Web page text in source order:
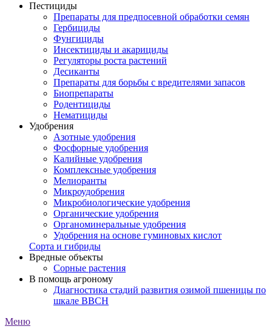
Пестициды
Препараты для предпосевной обработки семян
Гербициды
Фунгициды
Инсектициды и акарициды
Регуляторы роста растений
Десиканты
Препараты для борьбы с вредителями запасов
Биопрепараты
Родентициды
Нематициды
Удобрения
Азотные удобрения
Фосфорные удобрения
Калийные удобрения
Комплексные удобрения
Мелиоранты
Микроудобрения
Микробиологические удобрения
Органические удобрения
Органоминеральные удобрения
Удобрения на основе гуминовых кислот
Сорта и гибриды
Вредные объекты
Сорные растения
В помощь агроному
Диагностика стадий развития озимой пшеницы по
шкале ВВСН
Меню